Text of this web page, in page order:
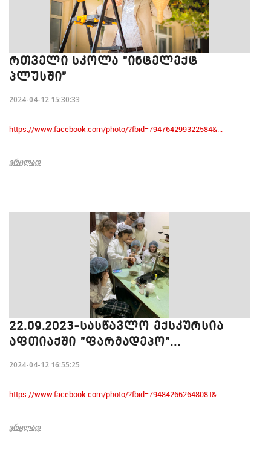
ᲠᲗᲕᲔᲚᲘ ᲡᲙᲝᲚᲐ "ᲘᲜᲢᲔᲚᲔᲥᲢ
ᲞᲚᲣᲡᲨᲘ"
2024-04-12 15:30:33
https://www.facebook.com/photo/?fbid=794764299322584&...
ᲕᲠᲪᲚᲐᲓ
22.09.2023-ᲡᲐᲡᲬᲐᲕᲚᲝ ᲔᲥᲡᲙᲣᲠᲡᲘᲐ
ᲐᲤᲗᲘᲐᲥᲨᲘ "ᲤᲐᲠᲛᲐᲓᲔᲞᲝ"...
2024-04-12 16:55:25
https://www.facebook.com/photo/?fbid=794842662648081&...
ᲕᲠᲪᲚᲐᲓ